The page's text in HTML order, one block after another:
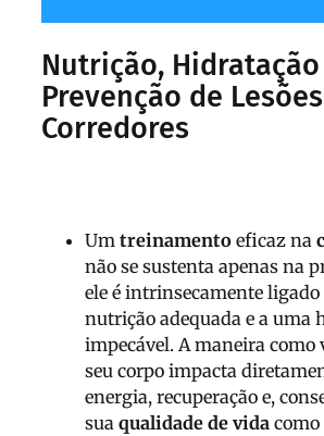
Nutrição, Hidratação
Prevenção de
Corredores
Um treinamento eficaz na
não se sustenta apenas na
ele é intrinsecamente ligado
nutrição adequada e a uma
impecável. A maneira como
seu corpo impacta
energia, recuperação e,
sua qualidade de vida como